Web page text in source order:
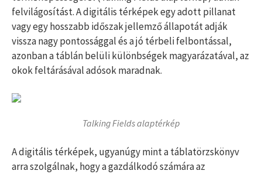
felvilágosítást. A digitális térképek egy adott pillanat
vagy egy hosszabb időszak jellemző állapotát adják
vissza nagy pontossággal és a jó térbeli felbontással,
azonban a táblán belüli különbségek magyarázatával, az
okok feltárásával adósok maradnak.
Talking Fields alaptérkép
A digitális térképek, ugyanúgy mint a táblatörzskönyv
arra szolgálnak, hogy a gazdálkodó számára az